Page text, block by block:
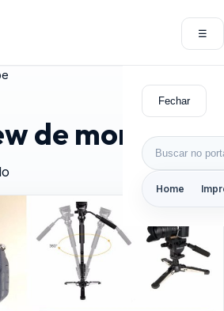
☰
Fechar
Buscar por:
Home
de monope